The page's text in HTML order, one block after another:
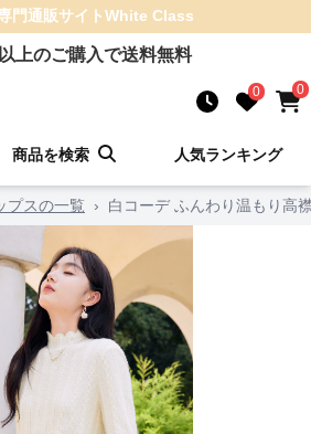
門通販サイトWhite Class
上のご購入で送料無料
0 0
商品を検索 人気ランキング
プスの一覧 › 白コーデ ふんわり温もり高